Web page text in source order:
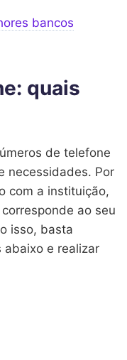
bancos
quais
de telefone
necessidades. Por
com a instituição,
ao seu
isso, basta
abaixo e realizar